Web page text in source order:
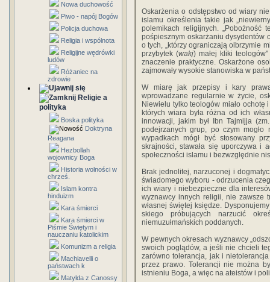
Nowa duchowość
Piwo - napój Bogów
Policja duchowa
Religia i wspólnota
Religijne wędrówki
ludów
Różaniec na
zdrowie
Religie a
polityka
Boska polityka
Doktryna
Reagana
Hezbollah
wojownicy Boga
Historia wolności w
chrześ.
Islam kontra
hinduizm
Kara śmierci
Kara śmierci w
Piśmie Świętym i
nauczaniu katolickim
Komunizm a religia
Machiavelli o
państwach k
Matylda z Canossy
Oskarżenia o odstępstwo od wiary
islamu określenia takie jak
polemikach religijnych.
pośpiesznym oskarżaniu dysydentów
o tych, „któ­rzy ograniczają olbrzymie
przybytek (wakj) małej kliki
znaczenie praktyczne. Oskarżone
zajmowały wysokie stanowiska w
W miarę jak przepisy i kary prawa
wprowadzane regularnie w życie,
Niewielu tylko teologów miało
których wiara była różna od ich
innowacji, jakim był Ibn Tajmijja
podejrzanych grup, po czym
wypadkach mógł być stosowany
skrajności, stawała się uporczywa i
społeczności islamu i bezwzględnie
Brak jednolitej, narzuconej i
świadomego wyboru - odrzucenia
ich wiary i niebezpieczne dla
wyznawcy innych religii, nie zawsze
własnej świętej księdze.
skiego próbujących narzucić
niemuzułmańskich poddanych.
W pewnych okresach wyznawcy
swoich poglądów, a jeśli nie chcieli
zarówno tolerancja, jak i nietolerancja
przez prawo. Tolerancji nie można
istnieniu Boga, a więc na ateistów i